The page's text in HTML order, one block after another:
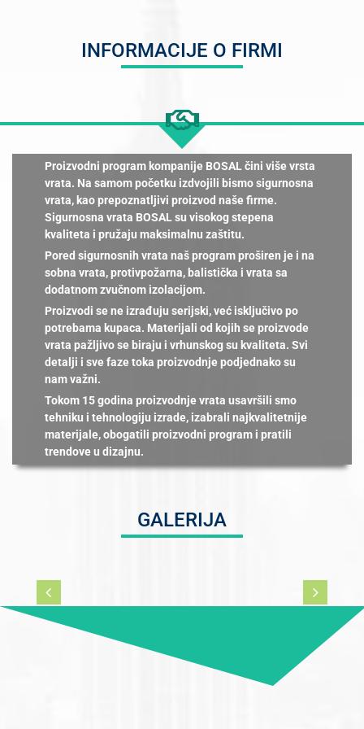
INFORMACIJE O FIRMI
Proizvodni program kompanije BOSAL čini više vrsta
vrata. Na samom početku izdvojili bismo sigurnosna
vrata, kao prepoznatljivi proizvod naše firme.
Sigurnosna vrata BOSAL su visokog stepena
kvaliteta i pružaju maksimalnu zaštitu.
Pored sigurnosnih vrata naš program proširen je i na
sobna vrata, protivpožarna, balistička i vrata sa
dodatnom zvučnom izolacijom.
Proizvodi se ne izrađuju serijski, već isključivo po
potrebama kupaca. Materijali od kojih se proizvode
vrata pažljivo se biraju i vrhunskog su kvaliteta. Svi
detalji i sve faze toka proizvodnje podjednako su
nam važni.
Tokom 15 godina proizvodnje vrata usavršili smo
tehniku i tehnologiju izrade, izabrali najkvalitetnije
materijale, obogatili proizvodni program i pratili
trendove u dizajnu.
GALERIJA